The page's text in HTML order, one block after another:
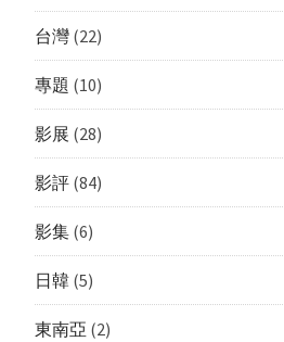
台灣(22)
專題 (10)
影展 (28)
影評(84)
影集(6)
日韓(5)
東南亞 (2)